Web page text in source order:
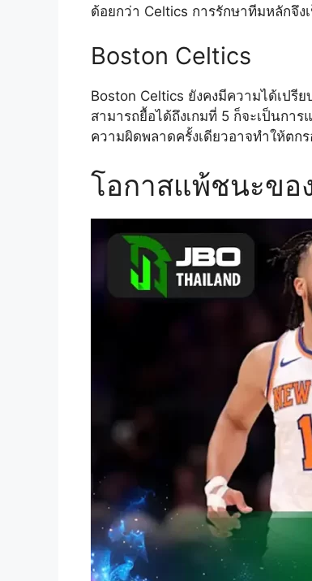
ด้อยกว่า Celtics การรักษาทีมหลักจึง
Boston Celtics
Boston Celtics ยังคงมีความได้เปรี
สามารถยื้อได้ถึงเกมที่ 5 ก็จะเป็นกา
ความผิดพลาดครั้งเดียวอาจทำให้ตก
โอกาสแพ้ชนะขอ